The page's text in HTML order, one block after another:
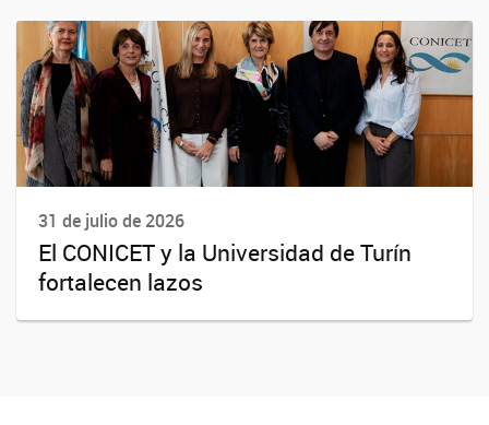
31 de julio de 2026
El CONICET y la Universidad de Turín
fortalecen lazos